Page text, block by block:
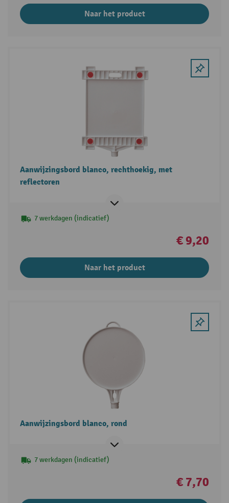
Naar het product
Aanwijzingsbord blanco, rechthoekig, met
reflectoren
7 werkdagen (indicatief)
€ 9,20
Naar het product
Aanwijzingsbord blanco, rond
7 werkdagen (indicatief)
€ 7,70